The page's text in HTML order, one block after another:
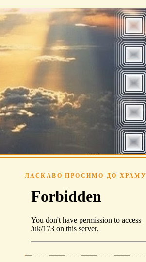
ЛАСКАВО ПРОСИМО ДО ХРАМУ